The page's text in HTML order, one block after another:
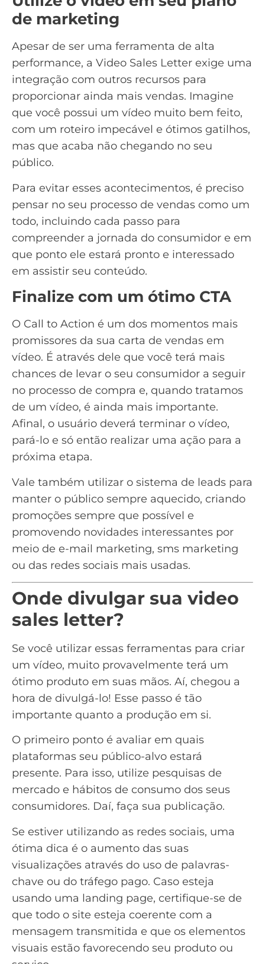
de marketing
Apesar de ser uma ferramenta de alta
performance, a Video Sales Letter exige uma
integração com outros recursos para
proporcionar ainda mais vendas. Imagine
que você possui um vídeo muito bem feito,
com um roteiro impecável e ótimos gatilhos,
mas que acaba não chegando no seu
público.
Para evitar esses acontecimentos, é preciso
pensar no seu processo de vendas como um
todo, incluindo cada passo para
compreender a jornada do consumidor e em
que ponto ele estará pronto e interessado
em assistir seu conteúdo.
Finalize com um ótimo CTA
O Call to Action é um dos momentos mais
promissores da sua carta de vendas em
vídeo. É através dele que você terá mais
chances de levar o seu consumidor a seguir
no processo de compra e, quando tratamos
de um vídeo, é ainda mais importante.
Afinal, o usuário deverá terminar o vídeo,
pará-lo e só então realizar uma ação para a
próxima etapa.
Vale também utilizar o sistema de leads para
manter o público sempre aquecido, criando
promoções sempre que possível e
promovendo novidades interessantes por
meio de e-mail marketing, sms marketing
ou das redes sociais mais usadas.
Onde divulgar sua video
sales letter?
Se você utilizar essas ferramentas para criar
um vídeo, muito provavelmente terá um
ótimo produto em suas mãos. Aí, chegou a
hora de divulgá-lo! Esse passo é tão
importante quanto a produção em si.
O primeiro ponto é avaliar em quais
plataformas seu público-alvo estará
presente. Para isso, utilize pesquisas de
mercado e hábitos de consumo dos seus
consumidores. Daí, faça sua publicação.
Se estiver utilizando as redes sociais, uma
ótima dica é o aumento das suas
visualizações através do uso de palavras-
chave ou do tráfego pago. Caso esteja
usando uma landing page, certifique-se de
que todo o site esteja coerente com a
mensagem transmitida e que os elementos
visuais estão favorecendo seu produto ou